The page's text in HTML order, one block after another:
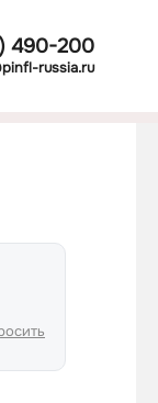
490-200
russia.ru